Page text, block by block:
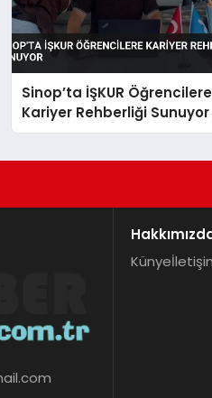
Sinop’ta İŞKUR Öğrencilere
Kariyer Rehberliği Sunuyor
Künye